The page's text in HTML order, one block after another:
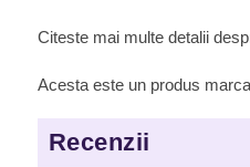
Citeste mai multe detalii
Acesta este un produs
Recenzii